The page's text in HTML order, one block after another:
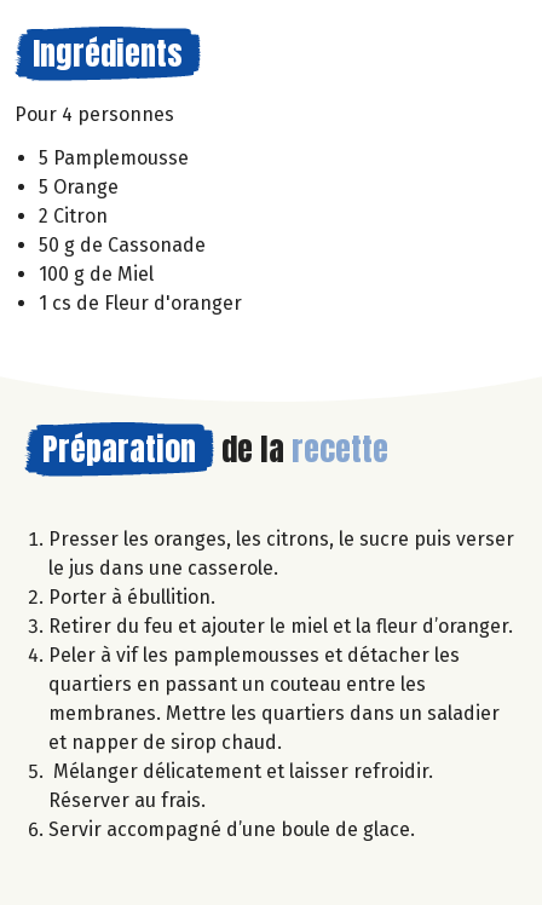
Ingrédients
Pour 4 personnes
5 Pamplemousse
5 Orange
2 Citron
50 g de Cassonade
100 g de Miel
1 cs de Fleur d'oranger
Préparation de la recette
Presser les oranges, les citrons, le sucre puis verser
le jus dans une casserole.
Porter à ébullition.
Retirer du feu et ajouter le miel et la fleur d’oranger.
Peler à vif les pamplemousses et détacher les
quartiers en passant un couteau entre les
membranes. Mettre les quartiers dans un saladier
et napper de sirop chaud.
Mélanger délicatement et laisser refroidir.
Réserver au frais.
Servir accompagné d’une boule de glace.